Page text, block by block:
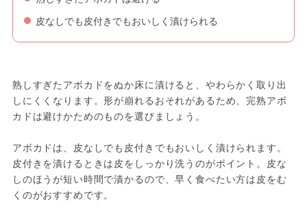
皮なしでも皮付きでもおいしく漬けられる
熟しすぎたアボカドをぬか床に漬けると、やわらかく取り出
しにくくなります。形が崩れるおそれがあるため、完熟アボ
カドは避けかためのものを選びましょう。
アボカドは、皮なしでも皮付きでもおいしく漬けられます。
皮付きを漬けるときは皮をしっかり洗うのがポイント。皮な
しのほうが短い時間で漬かるので、早く食べたい方は皮をむ
くのがおすすめです。